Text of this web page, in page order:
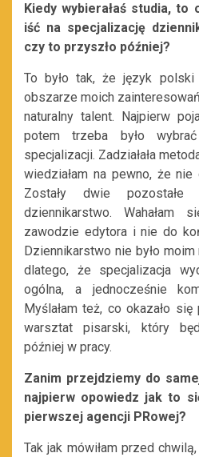
Kiedy wybierałaś studia, to
iść na specjalizację
czy to przyszło później?
To było tak, że język
obszarze moich
naturalny talent. Najpierw
potem trzeba było
specjalizacji. Zadziałała
wiedziałam na pewno, że
Zostały dwie
dziennikarstwo. Wahałam
zawodzie edytora i nie do
Dziennikarstwo nie było moim
dlatego, że specjalizacja
ogólna, a jednocześnie
Myślałam też, co okazało
warsztat pisarski, który
później w pracy.
Zanim przejdziemy do
najpierw opowiedz jak to
pierwszej agencji PRowej?
Tak jak mówiłam przed